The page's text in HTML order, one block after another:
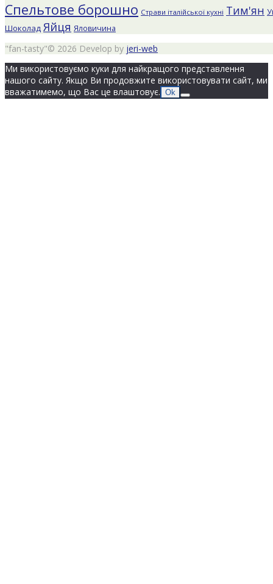
Спельтове борошно Страви італійської кухні Тим'ян
Шоколад Яйця Яловичина
"fan-tasty"© 2026 Develop by jeri-web
Ми використовуємо куки для найкращого представлення
нашого сайту. Якщо Ви продовжите використовувати сайт, ми
вважатимемо, що Вас це влаштовує. Ok